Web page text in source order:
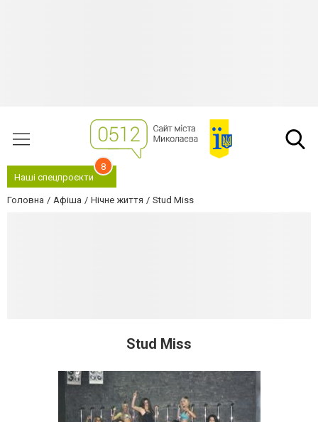
Наші спецпроєкти
8
Головна Афіша Нічне життя Stud Miss
Stud Miss